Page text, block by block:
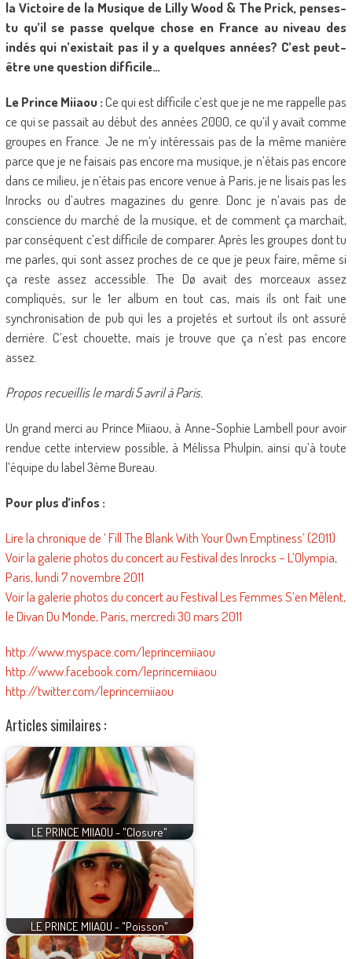
la Victoire de la Musique de Lilly Wood & The Prick, penses-
tu qu’il se passe quelque chose en France au niveau des
indés qui n’existait pas il y a quelques années? C’est peut-
être une question difficile…
Le Prince Miiaou :Ce qui est difficile c’est que je ne me rappelle pas
ce qui se passait au début des années 2000, ce qu’il y avait comme
groupes en France. Je ne m’y intéressais pas de la même manière
parce que je ne faisais pas encore ma musique, je n’étais pas encore
dans ce milieu, je n’étais pas encore venue à Paris, je ne lisais pas les
Inrocks ou d’autres magazines du genre. Donc je n’avais pas de
conscience du marché de la musique, et de comment ça marchait,
par conséquent c’est difficile de comparer. Après les groupes dont tu
me parles, qui sont assez proches de ce que je peux faire, même si
ça reste assez accessible. The Dø avait des morceaux assez
compliqués, sur le 1er album en tout cas, mais ils ont fait une
synchronisation de pub qui les a projetés et surtout ils ont assuré
derrière. C’est chouette, mais je trouve que ça n’est pas encore
assez.
Propos recueillis le mardi 5 avril à Paris.
Un grand merci au Prince Miiaou, à Anne-Sophie Lambell pour avoir
rendue cette interview possible, à Mélissa Phulpin, ainsi qu’à toute
l’équipe du label 3ème Bureau.
Pour plus d’infos :
Lire la chronique de ‘ Fill The Blank With Your Own Emptiness’ (2011)
Voir la galerie photos du concert au Festival des Inrocks – L’Olympia,
Paris, lundi 7 novembre 2011
Voir la galerie photos du concert au Festival Les Femmes S’en Mêlent,
le Divan Du Monde, Paris, mercredi 30 mars 2011
http://www.myspace.com/leprincemiiaou
http://www.facebook.com/leprincemiiaou
http://twitter.com/leprincemiiaou
Articles similaires :
LE PRINCE MIIAOU - "Closure"
LE PRINCE MIIAOU - "Poisson"